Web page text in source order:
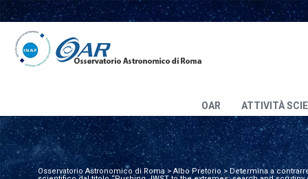
OAR ATTIVITÀ
Osservatorio Astronomico di Roma>Albo Pretorio >Determina a